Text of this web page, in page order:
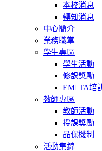
本校消息
轉知消息
中心簡介
業務職掌
學生專區
學生活動
修課獎勵
EMI TA培訓
教師專區
教師活動
授課獎勵
品保機制
活動集錦